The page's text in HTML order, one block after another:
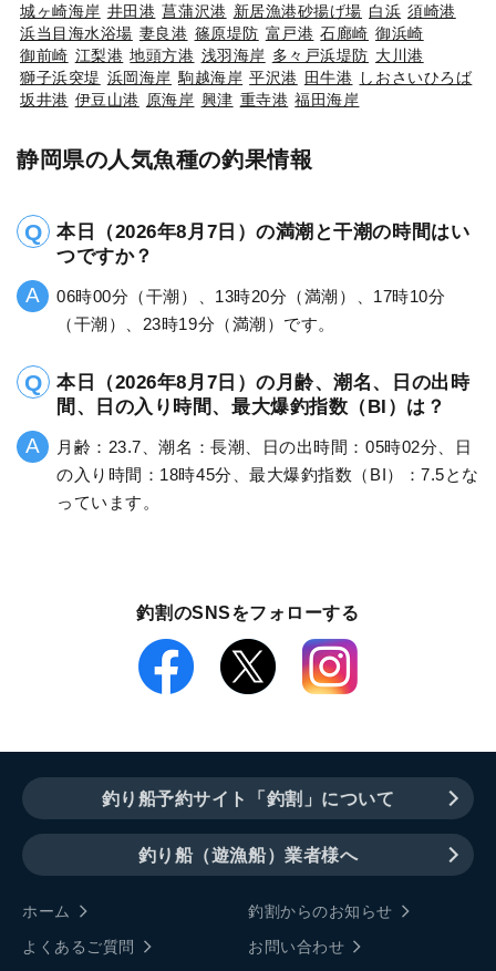
城ヶ崎海岸 井田港 菖蒲沢港 新居漁港砂揚げ場 白浜 須崎港
浜当目海水浴場 妻良港 篠原堤防 富戸港 石廊崎 御浜崎
御前崎 江梨港 地頭方港 浅羽海岸 多々戸浜堤防 大川港
獅子浜突堤 浜岡海岸 駒越海岸 平沢港 田牛港 しおさいひろば
坂井港 伊豆山港 原海岸 興津 重寺港 福田海岸
静岡県の人気魚種の釣果情報
本日（2026年8月7日）の満潮と干潮の時間はい
つですか？
06時00分（干潮）、13時20分（満潮）、17時10分
（干潮）、23時19分（満潮）です。
本日（2026年8月7日）の月齢、潮名、日の出時
間、日の入り時間、最大爆釣指数（BI）は？
月齢：23.7、潮名：長潮、日の出時間：05時02分、日
の入り時間：18時45分、最大爆釣指数（BI）：7.5とな
っています。
釣割のSNSをフォローする
釣り船予約サイト「釣割」について
釣り船（遊漁船）業者様へ
ホーム
釣割からのお知らせ
よくあるご質問
お問い合わせ